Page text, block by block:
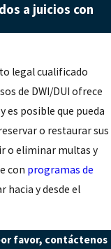
a juicios con
legal cualificado
de DWI/DUI ofrece
es posible que pueda
o restaurar sus
o eliminar multas y
con programas de
hacia y desde el
favor, contáctenos